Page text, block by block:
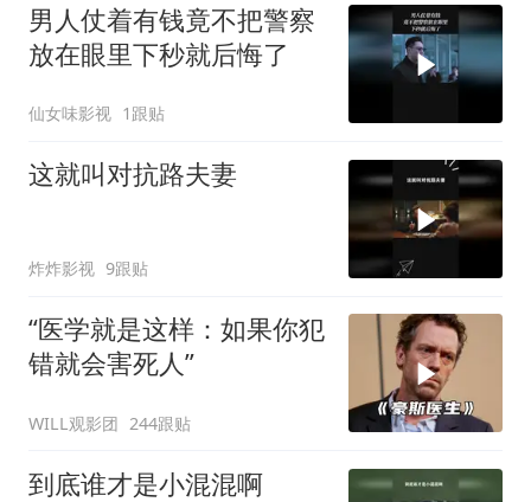
男人仗着有钱竟不把警察
放在眼里下秒就后悔了
仙女味影视 1跟贴
这就叫对抗路夫妻
炸炸影视 9跟贴
“医学就是这样：如果你犯
错就会害死人”
WILL观影团 244跟贴
到底谁才是小混混啊